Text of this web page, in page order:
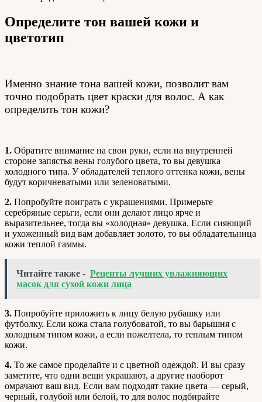
Определите тон вашей кожи и
цветотип
Именно знание тона вашей кожи, позволит вам
точно подобрать цвет краски для волос. А как
определить тон кожи?
1. Обратите внимание на свои руки, если на внутренней
стороне запястья вены голубого цвета, то вы девушка
холодного типа. У обладателей теплого оттенка кожи, вены
будут коричневатыми или зеленоватыми.
2. Попробуйте поиграть с украшениями. Примерьте
серебряные серьги, если они делают лицо ярче и
выразительнее, тогда вы «холодная» девушка. Если сияющий
и ухоженный вид вам добавляет золото, то вы обладательница
кожи теплой гаммы.
Читайте также - Рецепты лучших увлажняющих
масок для сухой кожи лица
3. Попробуйте приложить к лицу белую рубашку или
футболку. Если кожа стала голубоватой, то вы барышня с
холодным типом кожи, а если пожелтела, то теплым типом
кожи.
4. То же самое проделайте и с цветной одеждой. И вы сразу
заметите, что одни вещи украшают, а другие наоборот
омрачают ваш вид. Если вам подходят такие цвета — серый,
черный, голубой или белой, то для волос подбирайте